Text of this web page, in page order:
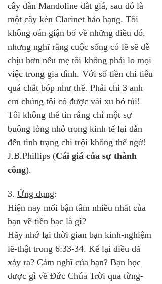
cây đàn Mandoline đắt giá, sau đó là
một cây kèn Clarinet hảo hạng. Tôi
không oán giận bố về những điều đó,
nhưng nghĩ rằng cuộc sống có lẽ sẽ dễ
chịu hơn nếu mẹ tôi không phải lo mọi
việc trong gia đình. Với số tiền chi tiêu
quá chắt bóp như thế. Phải chi 3 anh
em chúng tôi có được vài xu bỏ túi!
Tôi không thể tin rằng chỉ một sự
buông lỏng nhỏ trong kinh tế lại dẫn
đến tình trạng chi trội không thể ngờ!
J.B.Phillips (Cái giá của sự thành
công).
3. Ứng dụng:
Hiện nay mối bận tâm nhiều nhất của
bạn về tiền bạc là gì?
Hãy nhớ lại thời gian bạn kinh-nghiệm
lẽ-thật trong 6:33-34. Kể lại điều đã
xảy ra? Cảm nghĩ của bạn? Bạn học
được gì về Đức Chúa Trời qua từng-